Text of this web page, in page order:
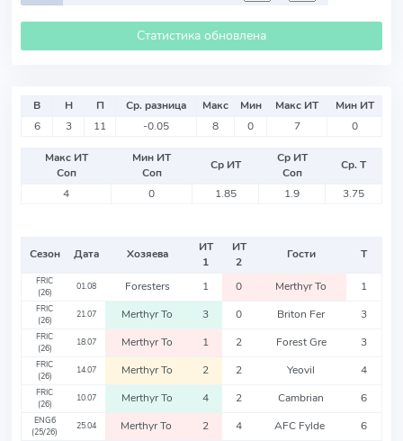
Статистика обновлена
В Н П Ср. разница Макс Мин Макс ИТ
Мин ИТ
6
3 11 -0.05 8 0 7 0
Макс ИТ
Соп
Мин ИТ
Соп
Ср ИТ
Ср ИТ
Соп
Ср. Т
4
0 1.85 1.9 3.75
Сезон Дата Хозяева
ИТ
1
ИТ
2
Гости Т
FRIC
(26)
01.08 Foresters 1 0 Merthyr To 1
FRIC
(26)
21.07 Merthyr To 3 0 Briton Fer 3
FRIC
(26)
18.07 Merthyr To 1 2 Forest Gre 3
FRIC
(26)
14.07 Merthyr To 2 2 Yeovil 4
FRIC
(26)
10.07 Merthyr To 4 2 Cambrian 6
ENG6
(25/26)
25.04 Merthyr To 2 4 AFC Fylde 6